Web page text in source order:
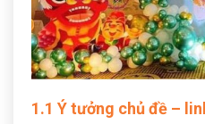
1.1 Ý tưởng chủ đề –